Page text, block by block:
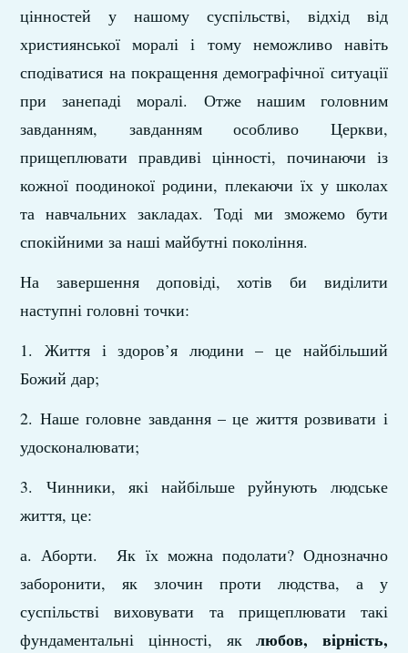
цінностей у нашому суспільстві, відхід від
християнської моралі і тому неможливо навіть
сподіватися на покращення демографічної ситуації
при занепаді моралі. Отже нашим головним
завданням, завданням особливо Церкви,
прищеплювати правдиві цінності, починаючи із
кожної поодинокої родини, плекаючи їх у школах
та навчальних закладах. Тоді ми зможемо бути
спокійними за наші майбутні покоління.
На завершення доповіді, хотів би виділити
наступні головні точки:
1. Життя і здоров’я людини – це найбільший
Божий дар;
2. Наше головне завдання – це життя розвивати і
удосконалювати;
3. Чинники, які найбільше руйнують людське
життя, це:
а. Аборти. Як їх можна подолати? Однозначно
заборонити, як злочин проти людства, а у
суспільстві виховувати та прищеплювати такі
фундаментальні цінності, яклюбов, вірність,